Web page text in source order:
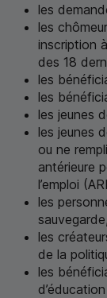
les
les
inscription
des 18
les
les
les jeunes
les jeunes
ou ne
antérieure
l’emploi (
les
les
de la
les